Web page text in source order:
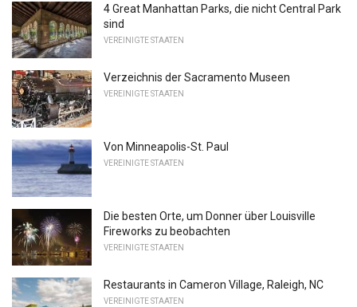
4 Great Manhattan Parks, die nicht Central Park
sind
VEREINIGTE STAATEN
Verzeichnis der Sacramento Museen
VEREINIGTE STAATEN
Von Minneapolis-St. Paul
VEREINIGTE STAATEN
Die besten Orte, um Donner über Louisville
Fireworks zu beobachten
VEREINIGTE STAATEN
Restaurants in Cameron Village, Raleigh, NC
VEREINIGTE STAATEN